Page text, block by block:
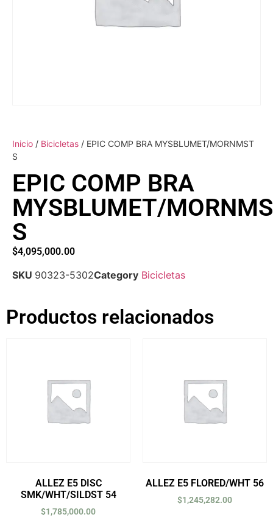
Inicio / Bicicletas / EPIC COMP BRA MYSBLUMET/MORNMST
S
EPIC COMP BRA
MYSBLUMET/
S
$4,095,000.00
SKU 90323-5302Category Bicicletas
Productos relacionados
ALLEZ E5 DISC
SMK/WHT/SILDST 54
$1,785,000.00
ALLEZ E5 FLORED/WHT 56
$1,245,282.00